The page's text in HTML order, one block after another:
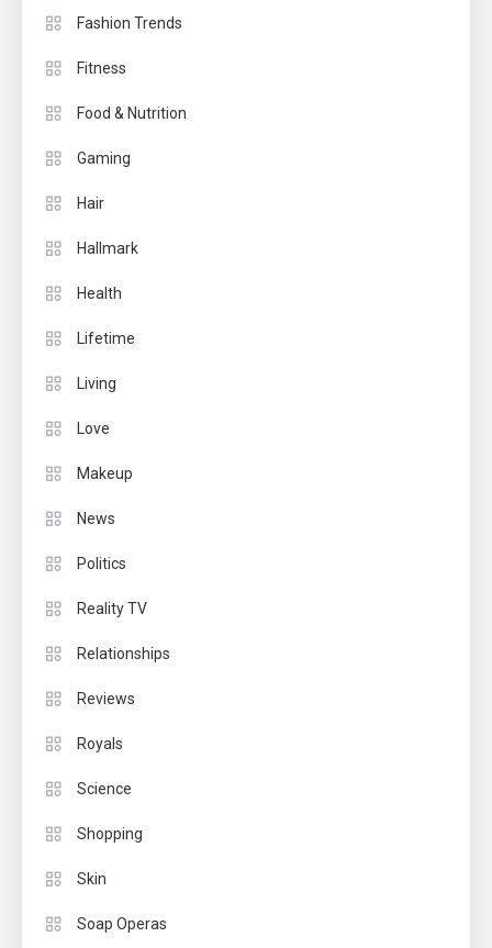
Fashion Trends
Fitness
Food & Nutrition
Gaming
Hair
Hallmark
Health
Lifetime
Living
Love
Makeup
News
Politics
Reality TV
Relationships
Reviews
Royals
Science
Shopping
Skin
Soap Operas